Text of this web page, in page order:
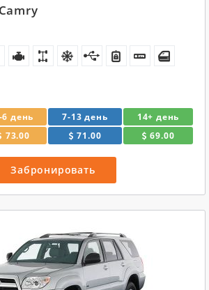
6 день 7-13 день
14+ день
73.00 71.00 69.00
Забронировать